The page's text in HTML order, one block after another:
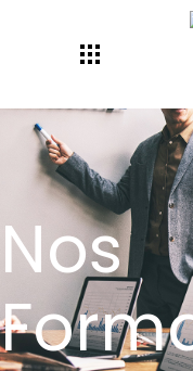
Nos